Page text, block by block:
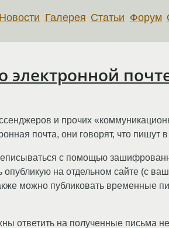
Новости Галерея Статьи Форум
и прочих
почта, они говорят, что
с помощью
на отдельном сайте (с
можно публиковать временные
ответить на полученные письма